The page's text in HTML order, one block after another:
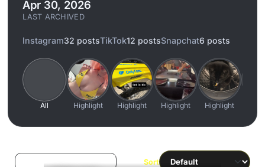
Apr 30, 2026
LAST ARCHIVED
Instagram32 postsTikTok12 postsSnapchat6 posts
All Highlight Highlight Highlight Highlight
Sort